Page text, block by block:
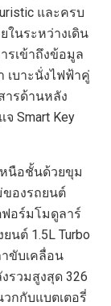
และครบ
นระหว่างเดิน
รเข้าถึงข้อมูล
เบาะนั่งไฟฟ้าคู่
ารด้านหลัง
Smart Key
หนือชั้นด้วยขุม
องรถยนต์
ฟอร์มโมดูลาร์
นต์ 1.5L Turbo
ขับเคลื่อน
รวมสูงสุด 326
กกับแบตเตอรี่